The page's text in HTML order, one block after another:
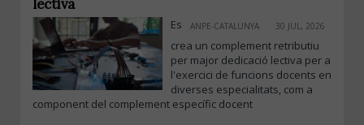
lectiva
ANPE-CATALUNYA 30 JUL, 2026
Es
crea un complement retributiu
per major dedicació lectiva per a
l'exercici de funcions docents en
diverses especialitats, com a
component del complement específic docent